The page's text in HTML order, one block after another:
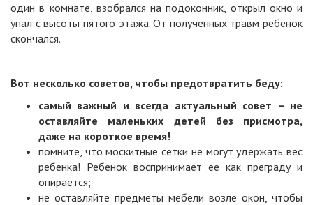
один в комнате, взобрался на подоконник, открыл окно и
упал с высоты пятого этажа. От полученных травм ребенок
скончался.
Вот несколько советов, чтобы предотвратить беду:
самый важный и всегда актуальный совет – не
оставляйте маленьких детей без присмотра,
даже на короткое время!
помните, что москитные сетки не могут удержать вес
ребенка! Ребенок воспринимает ее как преграду и
опирается;
не оставляйте предметы мебели возле окон, чтобы